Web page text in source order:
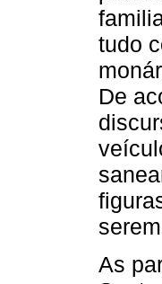
tudo
De
As